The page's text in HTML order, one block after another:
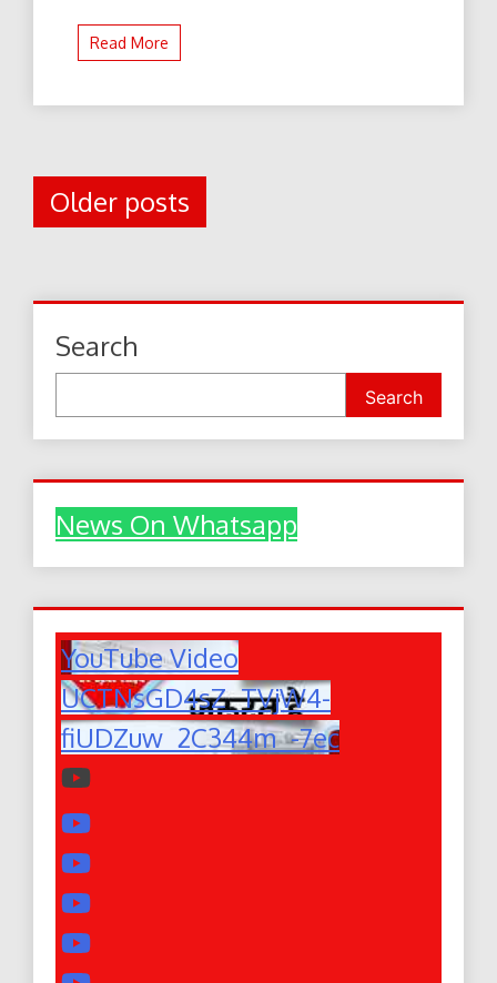
Read More
Posts
Older posts
Search
Search
News On Whatsapp
YouTube Video
UCTNsGD4sZ_TVjW4-
fiUDZuw_2C344m_-7ec